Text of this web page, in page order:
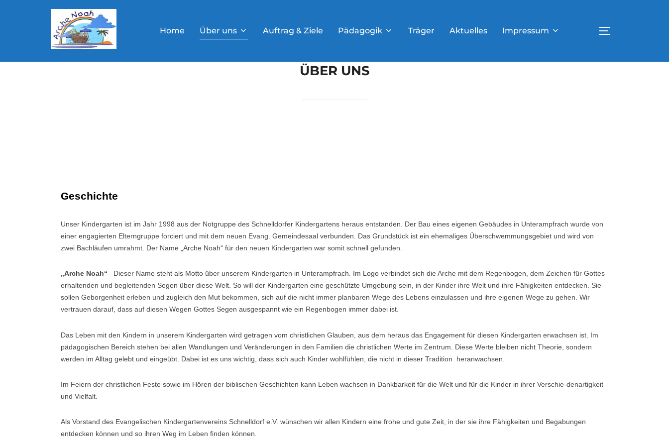
Home Über uns Auftrag & Ziele Pädagogik Träger Aktuelles Impressum
ÜBER UNS
Geschichte
Unser Kindergarten ist im Jahr 1998 aus der Notgruppe des Schnelldorfer Kindergartens heraus entstanden. Der Bau eines eigenen Gebäudes in Unterampfrach wurde von
einer engagierten Elterngruppe forciert und mit dem neuen Evang. Gemeindesaal verbunden. Das Grundstück ist ein ehemaliges Überschwemmungsgebiet und wird von
zwei Bachläufen umrahmt. Der Name „Arche Noah“ für den neuen Kindergarten war somit schnell gefunden.
„Arche Noah“– Dieser Name steht als Motto über unserem Kindergarten in Unterampfrach. Im Logo verbindet sich die Arche mit dem Regenbogen, dem Zeichen für Gottes
erhaltenden und begleitenden Segen über diese Welt. So will der Kindergarten eine geschützte Umgebung sein, in der Kinder ihre Welt und ihre Fähigkeiten entdecken. Sie
sollen Geborgenheit erleben und zugleich den Mut bekommen, sich auf die nicht immer planbaren Wege des Lebens einzulassen und ihre eigenen Wege zu gehen. Wir
vertrauen darauf, dass auf diesen Wegen Gottes Segen ausgespannt wie ein Regenbogen immer dabei ist.
Das Leben mit den Kindern in unserem Kindergarten wird getragen vom christlichen Glauben, aus dem heraus das Engagement für diesen Kindergarten erwachsen ist. Im
pädagogischen Bereich stehen bei allen Wandlungen und Veränderungen in den Familien die christlichen Werte im Zentrum. Diese Werte bleiben nicht Theorie, sondern
werden im Alltag gelebt und eingeübt. Dabei ist es uns wichtig, dass sich auch Kinder wohlfühlen, die nicht in dieser Tradition heranwachsen.
Im Feiern der christlichen Feste sowie im Hören der biblischen Geschichten kann Leben wachsen in Dankbarkeit für die Welt und für die Kinder in ihrer Verschie-denartigkeit
und Vielfalt.
Als Vorstand des Evangelischen Kindergartenvereins Schnelldorf e.V. wünschen wir allen Kindern eine frohe und gute Zeit, in der sie ihre Fähigkeiten und Begabungen
entdecken können und so ihren Weg im Leben finden können.